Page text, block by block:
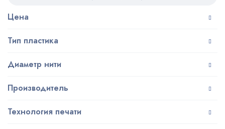
Цена
Тип пластика
Диаметр нити
Производитель
Технология печати